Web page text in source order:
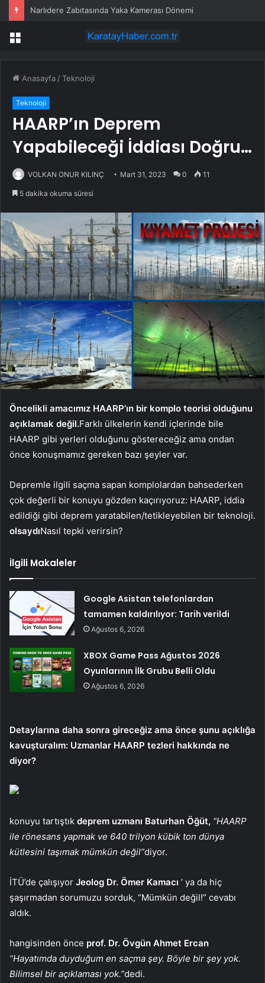
Menü
Anasayfa /Teknoloji
Teknoloji
HAARP’ın Deprem
Yapabileceği İddiası Doğru…
VOLKAN ONUR KILINÇ Mart 31, 2023 0 11
5 dakika okuma süresi
Öncelikli amacımız HAARP’ın bir komplo teorisi olduğunu
açıklamak değil.Farklı ülkelerin kendi içlerinde bile
HAARP gibi yerleri olduğunu göstereceğiz ama ondan
önce konuşmamız gereken bazı şeyler var.
Depremle ilgili saçma sapan komplolardan bahsederken
çok değerli bir konuyu gözden kaçırıyoruz: HAARP, iddia
edildiği gibi deprem yaratabilen/tetikleyebilen bir teknoloji.
olsaydıNasıl tepki verirsin?
İlgili Makaleler
Google Asistan telefonlardan
tamamen kaldırılıyor: Tarih verildi
Ağustos 6, 2026
XBOX Game Pass Ağustos 2026
Oyunlarının İlk Grubu Belli Oldu
Ağustos 6, 2026
Detaylarına daha sonra gireceğiz ama önce şunu açıklığa
kavuşturalım: Uzmanlar HAARP tezleri hakkında ne
diyor?
konuyu tartıştık deprem uzmanı Baturhan Öğüt, “HAARP
ile rönesans yapmak ve 640 trilyon kübik ton dünya
kütlesini taşımak mümkün değil”diyor.
İTÜ’de çalışıyor Jeolog Dr. Ömer Kamacı ’ ya da hiç
şaşırmadan sorumuzu sorduk, “Mümkün değil!” cevabı
aldık.
hangisinden önce prof. Dr. Övgün Ahmet Ercan
“Hayatımda duyduğum en saçma şey. Böyle bir şey yok.
Bilimsel bir açıklaması yok.”dedi.